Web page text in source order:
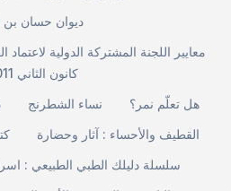
ديوان حسان بن
معايير اللجنة المشتركة الدولية
كانون الثاني 2011)
نساء الشطرنج
هل تعلّم نمر؟
القطيف والأحساء : آثار وحضارة
سلسلة دليلك الطبي الطبيعي :